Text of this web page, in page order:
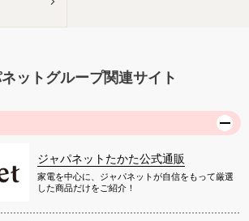
ットグループ関連サイト
ジャパネットたかた公式通販
家電を中心に、ジャパネットが自信をもって厳選
した商品だけをご紹介！